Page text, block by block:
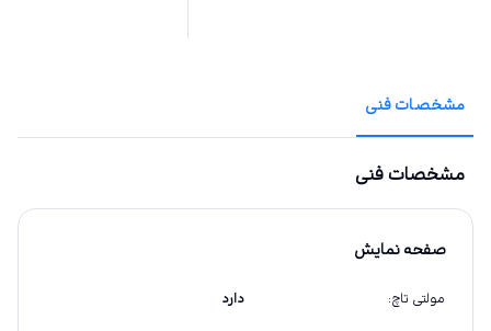
مشخصات فنی
مشخصات فنی
صفحه نمایش
مولتی تاچ: دارد